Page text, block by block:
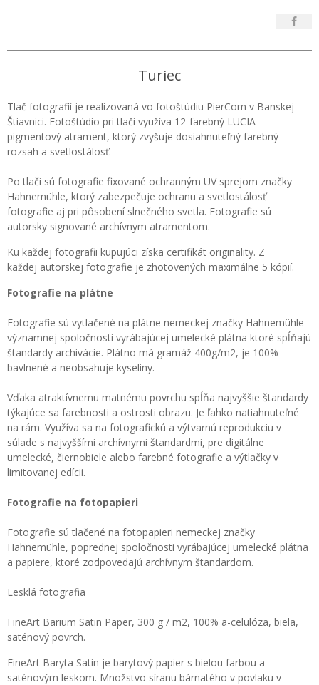
Turiec
Tlač fotografií je realizovaná vo fotoštúdiu PierCom v Banskej
Štiavnici. Fotoštúdio pri tlači využíva 12-farebný LUCIA
pigmentový atrament, ktorý zvyšuje dosiahnuteľný farebný
rozsah a svetlostálosť.
Po tlači sú fotografie fixované ochranným UV sprejom značky
Hahnemühle, ktorý zabezpečuje ochranu a svetlostálosť
fotografie aj pri pôsobení slnečného svetla. Fotografie sú
autorsky signované archívnym atramentom.
Ku každej fotografii kupujúci získa certifikát originality. Z
každej autorskej fotografie je zhotovených maximálne 5 kópií.
Fotografie na plátne
Fotografie sú vytlačené na plátne nemeckej značky Hahnemühle
významnej spoločnosti vyrábajúcej umelecké plátna ktoré spĺňajú
štandardy archivácie. Plátno má gramáž 400g/m2, je 100%
bavlnené a neobsahuje kyseliny.
Vďaka atraktívnemu matnému povrchu spĺňa najvyššie štandardy
týkajúce sa farebnosti a ostrosti obrazu. Je ľahko natiahnuteľné
na rám. Využíva sa na fotografickú a výtvarnú reprodukciu v
súlade s najvyššími archívnymi štandardmi, pre digitálne
umelecké, čiernobiele alebo farebné fotografie a výtlačky v
limitovanej edícii.
Fotografie na fotopapieri
Fotografie sú tlačené na fotopapieri nemeckej značky
Hahnemühle, poprednej spoločnosti vyrábajúcej umelecké plátna
a papiere, ktoré zodpovedajú archívnym štandardom.
Lesklá fotografia
FineArt Barium Satin Paper, 300 g / m2, 100% a-celulóza, biela,
saténový povrch.
FineArt Baryta Satin je barytový papier s bielou farbou a
saténovým leskom. Množstvo síranu bárnatého v povlaku v